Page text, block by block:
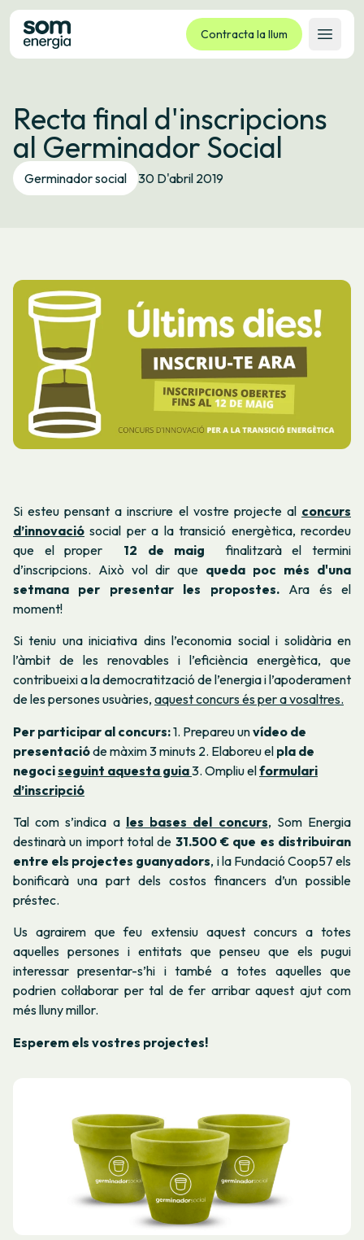
Contracta la llum
Obrir
Tarifes
Serveis
Empreses
La cooperativa
Idioma: ES CA
Recta final d'inscripcions
al Germinador Social
Germinador social 30 D'abril 2019
Si esteu pensant a inscriure el vostre projecte al concurs
d’innovació social per a la transició energètica, recordeu
que el proper
12 de maig
finalitzarà el termini
d’inscripcions. Això vol dir que queda poc més d'una
setmana per presentar les propostes. Ara és el
moment!
Si teniu una iniciativa dins l’economia social i solidària en
l’àmbit de les renovables i l’eficiència energètica, que
contribueixi a la democratització de l’energia i l’apoderament
de les persones usuàries, aquest concurs és per a vosaltres.
Per participar al concurs:1. Prepareu unvídeo de
presentacióde màxim 3 minuts 2. Elaboreu el pla de
negociseguint aquesta guia3. Ompliu elformulari
d’inscripció
Tal com s’indica a les bases del concurs, Som Energia
destinarà un import total de 31.500 € que es distribuiran
entre els projectes guanyadors, i la Fundació Coop57 els
bonificarà una part dels costos financers d’un possible
préstec.
Us agrairem que feu extensiu aquest concurs a totes
aquelles persones i entitats que penseu que els pugui
interessar presentar-s’hi i també a totes aquelles que
podrien col·laborar per tal de fer arribar aquest ajut com
més lluny millor.
Esperem els vostres projectes!